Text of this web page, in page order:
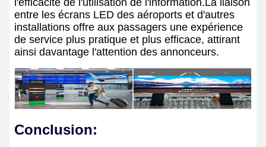
l'efficacité de l'utilisation de l'information.La liaison
entre les écrans LED des aéroports et d'autres
installations offre aux passagers une expérience
de service plus pratique et plus efficace, attirant
ainsi davantage l'attention des annonceurs.
Conclusion: